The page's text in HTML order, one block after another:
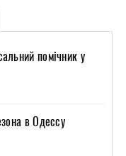
помічник у
в Одессу